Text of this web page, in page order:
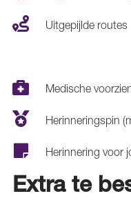
Uitgepijlde routes
Medische
Herinneringspin
Herinnering voor
Extra te